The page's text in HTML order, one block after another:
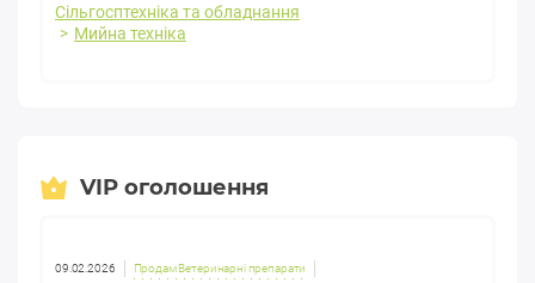
Сільгосптехніка та обладнання
Мийна техніка
VIP оголошення
09.02.2026 Продам Ветеринарні препарати